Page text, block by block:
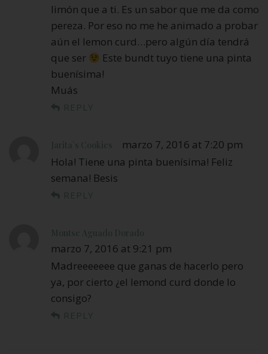
limón que a ti. Es un sabor que me da como
pereza. Por eso no me he animado a probar
aún el lemon curd…pero algún día tendrá
que ser
Este bundt tuyo tiene una pinta
buenísima!
Muás
REPLY
Jarita`s Cookies
marzo 7, 2016 at 7:20 pm
Hola! Tiene una pinta buenísima! Feliz
semana! Besis
REPLY
Montse Aguado Dorado
marzo 7, 2016 at 9:21 pm
Madreeeeeee que ganas de hacerlo pero
ya, por cierto ¿el lemond curd donde lo
consigo?
REPLY